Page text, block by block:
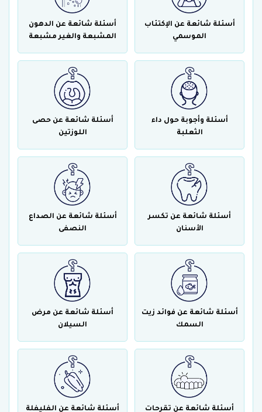
أسئلة شائعة عن الإكتئاب
الموسمي
أسئلة شائعة عن الدهون
المشبعة والغير مشبعة
أسئلة وأجوبة حول داء
الثعلبة
أسئلة شائعة عن حصى
اللوزتين
أسئلة شائعة عن تكسر
الأسنان
أسئلة شائعة عن الصداع
النصفى
أسئلة شائعة عن فوائد زيت
السمك
أسئلة شائعة عن مرض
السيلان
أسئلة شائعة عن تقرحات أسئلة شائعة عن الفليفلة